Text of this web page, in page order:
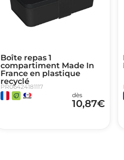
Boîte repas 1
compartiment Made In
France en plastique
recyclé
PR06424181117
dès
10,87€